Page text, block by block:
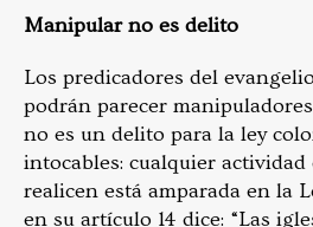
Manipular no es delito
Los predicadores del
podrán parecer
no es un delito para la ley
intocables: cualquier actividad
realicen está amparada en la
en su artículo 14 dice: “Las